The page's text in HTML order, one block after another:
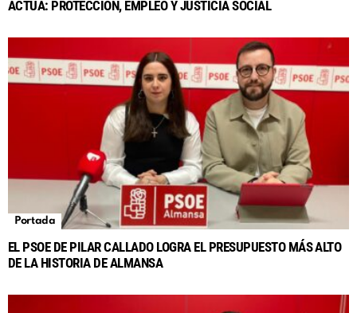
ACTÚA: PROTECCIÓN, EMPLEO Y JUSTICIA SOCIAL
Portada
EL PSOE DE PILAR CALLADO LOGRA EL PRESUPUESTO MÁS ALTO
DE LA HISTORIA DE ALMANSA